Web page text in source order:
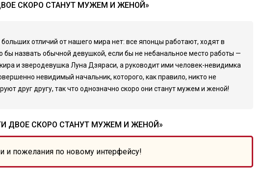
СКОРО СТАНУТ МУЖЕМ И ЖЕНОЙ»
отличий от нашего мира нет: все японцы работают, ходят в
назвать обычной девушкой, если бы не небанальное место работы —
и зверодевушка Луна Дзяраси, а руководит ими человек-невидимка
невидимый начальник, которого, как правило, никто не
друг другу, так что однозначно скоро они станут мужем и женой!
ДВОЕ СКОРО СТАНУТ МУЖЕМ И ЖЕНОЙ»
и пожелания по новому интерфейсу!